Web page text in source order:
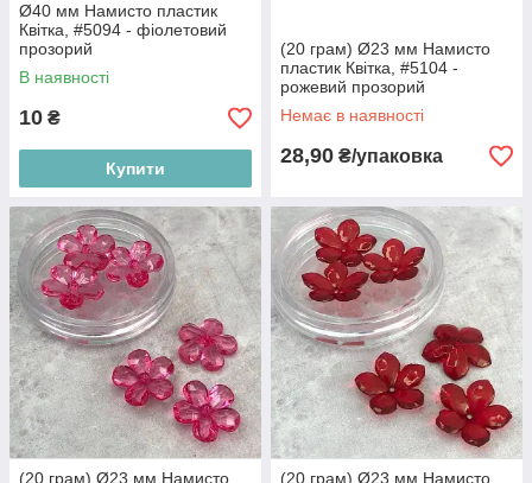
Ø40 мм Намисто пластик
Квітка, #5094 - фіолетовий
прозорий
В наявності
10 ₴
Купити
(20 грам) Ø23 мм Намисто
пластик Квітка, #5104 -
рожевий прозорий
Немає в наявності
28,90 ₴/упаковка
(20 грам) Ø23 мм Намисто
(20 грам) Ø23 мм Намисто